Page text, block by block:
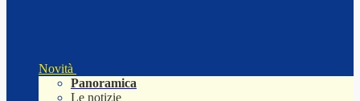
Novità
Panoramica
Le notizie